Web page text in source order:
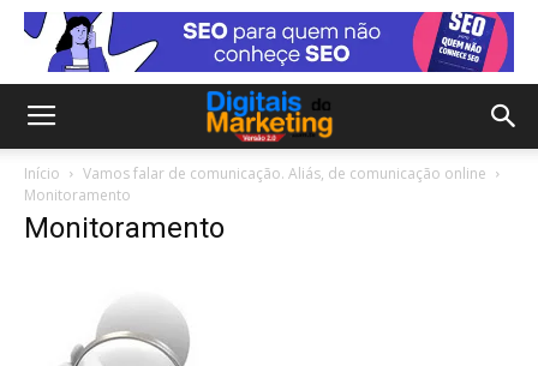
Início
Vamos falar de comunicação. Aliás, de comunicação online
Monitoramento
Monitoramento